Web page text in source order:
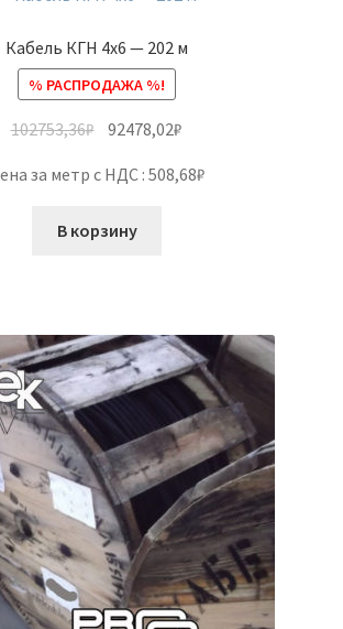
Кабель КГН 4х6 — 202 м
% РАСПРОДАЖА %!
102753,36₽ 92478,02₽
за метр с НДС : 508,68₽
В корзину